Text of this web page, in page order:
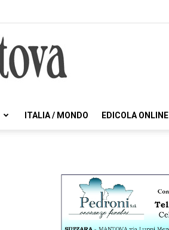
ITALIA / MONDO EDICOLA ONLINE